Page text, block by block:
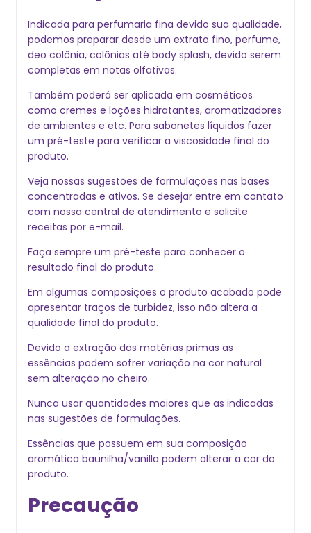
Indicada para perfumaria fina devido sua qualidade,
podemos preparar desde um extrato fino, perfume,
deo colônia, colônias até body splash, devido serem
completas em notas olfativas.
Também poderá ser aplicada em cosméticos
como cremes e loções hidratantes, aromatizadores
de ambientes e etc. Para sabonetes líquidos fazer
um pré-teste para verificar a viscosidade final do
produto.
Veja nossas sugestões de formulações nas bases
concentradas e ativos. Se desejar entre em contato
com nossa central de atendimento e solicite
receitas por e-mail.
Faça sempre um pré-teste para conhecer o
resultado final do produto.
Em algumas composições o produto acabado pode
apresentar traços de turbidez, isso não altera a
qualidade final do produto.
Devido a extração das matérias primas as
essências podem sofrer variação na cor natural
sem alteração no cheiro.
Nunca usar quantidades maiores que as indicadas
nas sugestões de formulações.
Essências que possuem em sua composição
aromática baunilha/vanilla podem alterar a cor do
produto.
Precaução